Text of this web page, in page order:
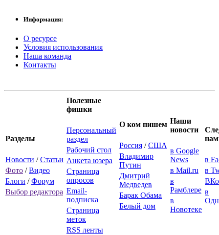
Информация:
О ресурсе
Условия использования
Наша команда
Контакты
Разделы
Новости /Статьи
Фото /Видео
Блоги /Форум
Выбор редактора
Полезные
фишки
Персональный
раздел
Рабочий стол
Анкета юзера
Страница
опросов
Email-
подписка
Страница
меток
RSS ленты
О ком пишем
Россия /США
Владимир
Путин
Дмитрий
Медведев
Барак Обама
Белый дом
Наши
новости
в Google
News
в Mail.ru
в
Рамблере
в
Новотеке
в
в
в